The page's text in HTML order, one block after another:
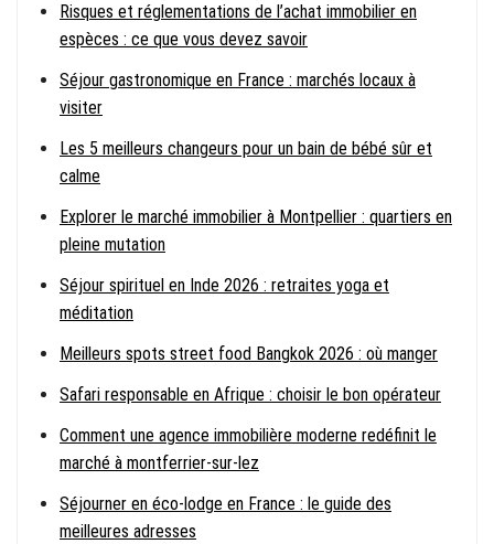
Risques et réglementations de l’achat immobilier en
espèces : ce que vous devez savoir
Séjour gastronomique en France : marchés locaux à
visiter
Les 5 meilleurs changeurs pour un bain de bébé sûr et
calme
Explorer le marché immobilier à Montpellier : quartiers en
pleine mutation
Séjour spirituel en Inde 2026 : retraites yoga et
méditation
Meilleurs spots street food Bangkok 2026 : où manger
Safari responsable en Afrique : choisir le bon opérateur
Comment une agence immobilière moderne redéfinit le
marché à montferrier-sur-lez
Séjourner en éco-lodge en France : le guide des
meilleures adresses